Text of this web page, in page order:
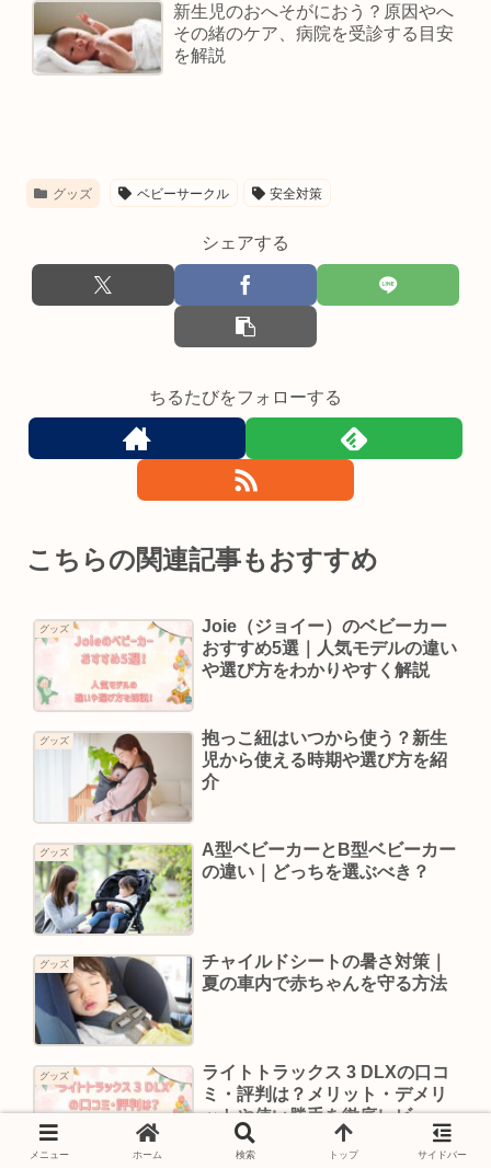
新生児のおへそがにおう？原因やへ
その緒のケア、病院を受診する目安
を解説
グッズ ベビーサークル 安全対策
シェアする
ちるたびをフォローする
こちらの関連記事もおすすめ
グッズ
Joie（ジョイー）のベビーカー
おすすめ5選｜人気モデルの違い
や選び方をわかりやすく解説
グッズ
抱っこ紐はいつから使う？新生
児から使える時期や選び方を紹
介
グッズ
A型ベビーカーとB型ベビーカー
の違い｜どっちを選ぶべき？
グッズ
チャイルドシートの暑さ対策｜
夏の車内で赤ちゃんを守る方法
グッズ
ライトトラックス 3 DLXの口コ
ミ・評判は？メリット・デメリ
ットや使い勝手を徹底レビュー
メニュー ホーム 検索 トップ サイドバー